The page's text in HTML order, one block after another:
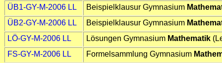
ÜB1-GY-M-2006 LL
Beispielklausur Gymnasium
ÜB2-GY-M-2006 LL
Beispielklausur Gymnasium
LÖ-GY-M-2006 LL
Lösungen Gymnasium Mathematik
FS-GY-M-2006 LL
Formelsammlung Gymnasium